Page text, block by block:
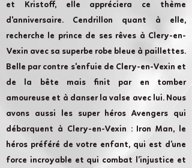
et Kristoff, elle appréciera ce thème
d'anniversaire. Cendrillon quant à elle,
recherche le prince de ses rêves à Clery-en-
Vexin avec sa superbe robe bleue à paillettes.
Belle par contre s'enfuie de Clery-en-Vexin et
de la bête mais finit par en tomber
amoureuse et à danser la valse avec lui. Nous
avons aussi les super héros Avengers qui
débarquent à Clery-en-Vexin : Iron Man, le
héros préféré de votre enfant, qui est d’une
force incroyable et qui combat l’injustice et